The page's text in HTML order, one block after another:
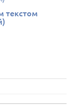
текстом